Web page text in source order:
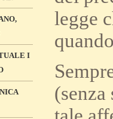
I
legge